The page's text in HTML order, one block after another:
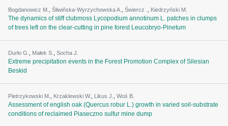
Bogdanowicz M. Śliwińska-Wyrzychowska A. Świercz . Kiedrzyński M.
The dynamics of stiff clubmoss Lycopodium annotinum L. patches in clumps
of trees left on the clear-cutting in pine forest Leucobryo-Pinetum
Durło G. Małek S. Socha J.
Extreme precipitation events in the Forest Promotion Complex of Silesian
Beskid
Pietrzykowski M. Krzaklewski W. Likus J. Woś B.
Assessment of english oak (Quercus robur L.) growth in varied soil-substrate
conditions of reclaimed Piaseczno sulfur mine dump